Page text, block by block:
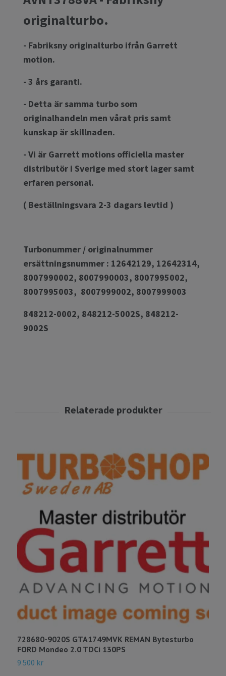
originalturbo.
- Fabriksny originalturbo ifrån Garrett
motion.
- 3 års garanti.
- Detta är samma turbo som
originalhandeln men vårat pris samt
kunskap är skillnaden.
- Vi är Garrett motions officiella master
distributör i Sverige med stort lager samt
erfaren personal.
( Beställningsvara 2-3 dagars levtid )
Turbonummer / originalnummer
ersättningsnummer : 12642129, 12642314,
8007990002, 8007990003, 8007995002,
8007995003, 8007999002, 8007999003
848212-0002, 848212-5002S, 848212-
9002S
728680-9020S GTA1749MVK REMAN Bytesturbo
FORD Mondeo 2.0 TDCi 130PS
9 500 kr